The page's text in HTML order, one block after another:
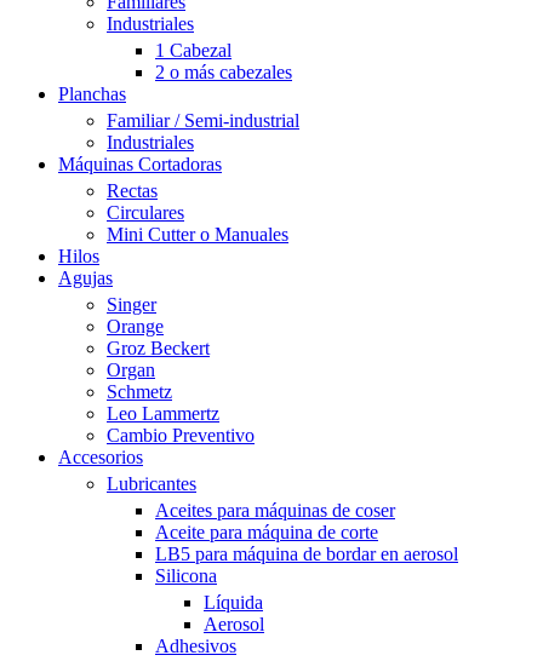
Industriales
1 Cabezal
2 o más cabezales
Planchas
Familiar / Semi-industrial
Industriales
Máquinas Cortadoras
Rectas
Circulares
Mini Cutter o Manuales
Hilos
Agujas
Singer
Orange
Groz Beckert
Organ
Schmetz
Leo Lammertz
Cambio Preventivo
Accesorios
Lubricantes
Aceites para máquinas de coser
Aceite para máquina de corte
LB5 para máquina de bordar en aerosol
Silicona
Líquida
Aerosol
Adhesivos